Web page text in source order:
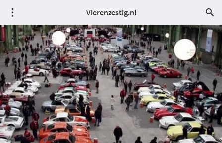
Vierenzestig.nl